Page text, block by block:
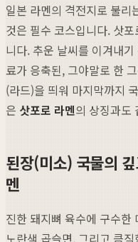
일본 라멘의 격전지로 불리
것은 필수 코스입니다. 삿
니다. 추운 날씨를 이겨내
료가 응축된, 그야말로 한
(라드)을 띄워 마지막까지
은 삿포로 라멘의 상징과도
된장(미소) 국물의
멘
진한 돼지뼈 육수에 구수한
노란색 곱슬면, 그리고 큼